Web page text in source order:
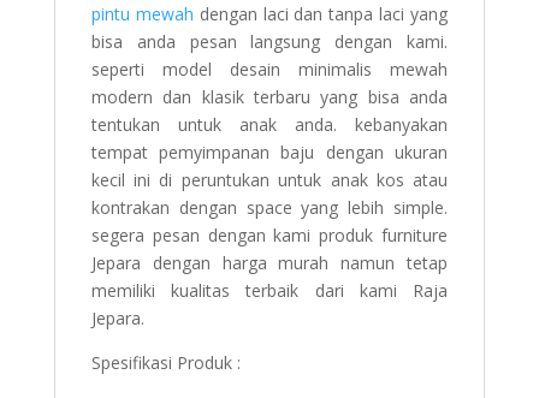
pintu mewah dengan laci dan tanpa laci yang
bisa anda pesan langsung dengan kami.
seperti model desain minimalis mewah
modern dan klasik terbaru yang bisa anda
tentukan untuk anak anda. kebanyakan
tempat pemyimpanan baju dengan ukuran
kecil ini di peruntukan untuk anak kos atau
kontrakan dengan space yang lebih simple.
segera pesan dengan kami produk furniture
Jepara dengan harga murah namun tetap
memiliki kualitas terbaik dari kami Raja
Jepara.
Spesifikasi Produk :